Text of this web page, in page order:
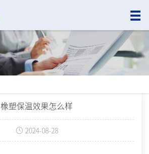
橡塑保温效果怎么样
2024-08-28